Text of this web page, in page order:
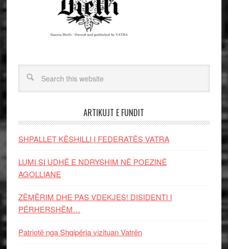
ARTIKUJT E FUNDIT
SHPALLET KËSHILLI I FEDERATËS VATRA
LUMI SI UDHË E NDRYSHIM NË POEZINË
AGOLLIANE
ZËMËRIM DHE PAS VDEKJES! DISIDENTI I
PËRHERSHËM…
Patriotë nga Shqipëria vizituan Vatrën